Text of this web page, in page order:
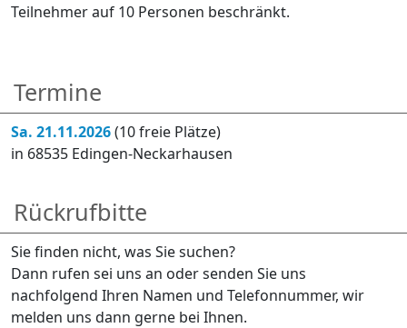
Teilnehmer auf 10 Personen beschränkt.
Termine
Sa. 21.11.2026(10 freie Plätze)
in 68535 Edingen-Neckarhausen
Rückrufbitte
Sie finden nicht, was Sie suchen?
Dann rufen sei uns an oder senden Sie uns
nachfolgend Ihren Namen und Telefonnummer, wir
melden uns dann gerne bei Ihnen.